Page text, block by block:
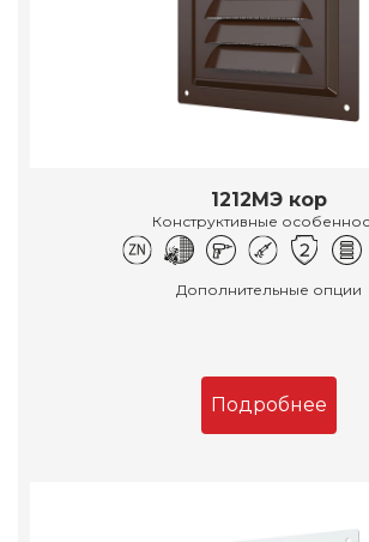
1212МЭ кор
Конструктивные
Дополнительные опции
Подробнее